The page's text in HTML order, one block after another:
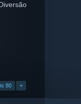
80 +